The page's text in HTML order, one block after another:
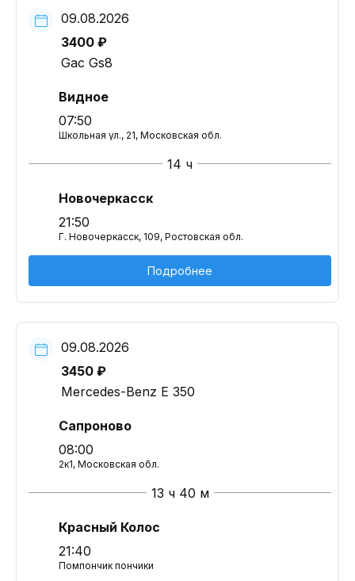
09.08.2026
3400 ₽
Gac Gs8
Видное
07:50
Школьная ул., 21, Московская обл.
14 ч
Новочеркасск
21:50
Г. Новочеркасск, 109, Ростовская обл.
Подробнее
09.08.2026
3450 ₽
Mercedes-Benz E 350
Сапроново
08:00
2к1, Московская обл.
13 ч 40 м
Красный Колос
21:40
Помпончик пончики